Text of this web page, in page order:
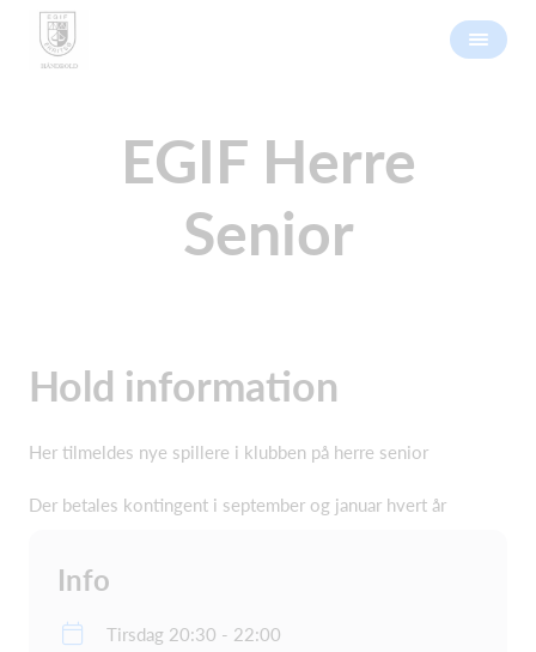
EGIF Herre
Senior
Hold information
Her tilmeldes nye spillere i klubben på herre senior
Der betales kontingent i september og januar hvert år
Info
Tirsdag 20:30 - 22:00